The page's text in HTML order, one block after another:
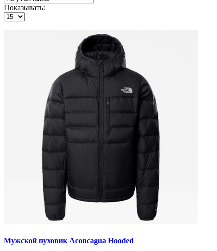
Показывать:
Мужской пуховик Aconcagua Hooded